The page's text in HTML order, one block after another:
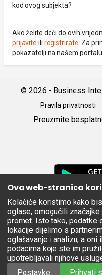
kod ovog subjekta?
Ako želite doći do ovih
prijavite ili registrirate . Za
pokazatelji na našem portalu
© 2026 - Business
Pravila privatnosti
Preuzmite
Apple
Store
Ova web-stranica
Kolačiće koristimo kako
oglase, omogućili
promet. Isto tako, podatke
lokacije dijelimo s
oglašavanje i analizu, a
podacima koje ste im
upotrebljavali njihove
Postavke
Prihvati